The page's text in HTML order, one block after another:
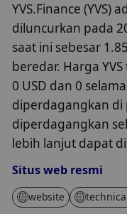
YVS.Finance (YVS)
diluncurkan pada
saat ini sebesar
beredar. Harga
0 USD dan 0
diperdagangkan di
diperdagangkan
lebih lanjut dapat
Situs web resmi
website